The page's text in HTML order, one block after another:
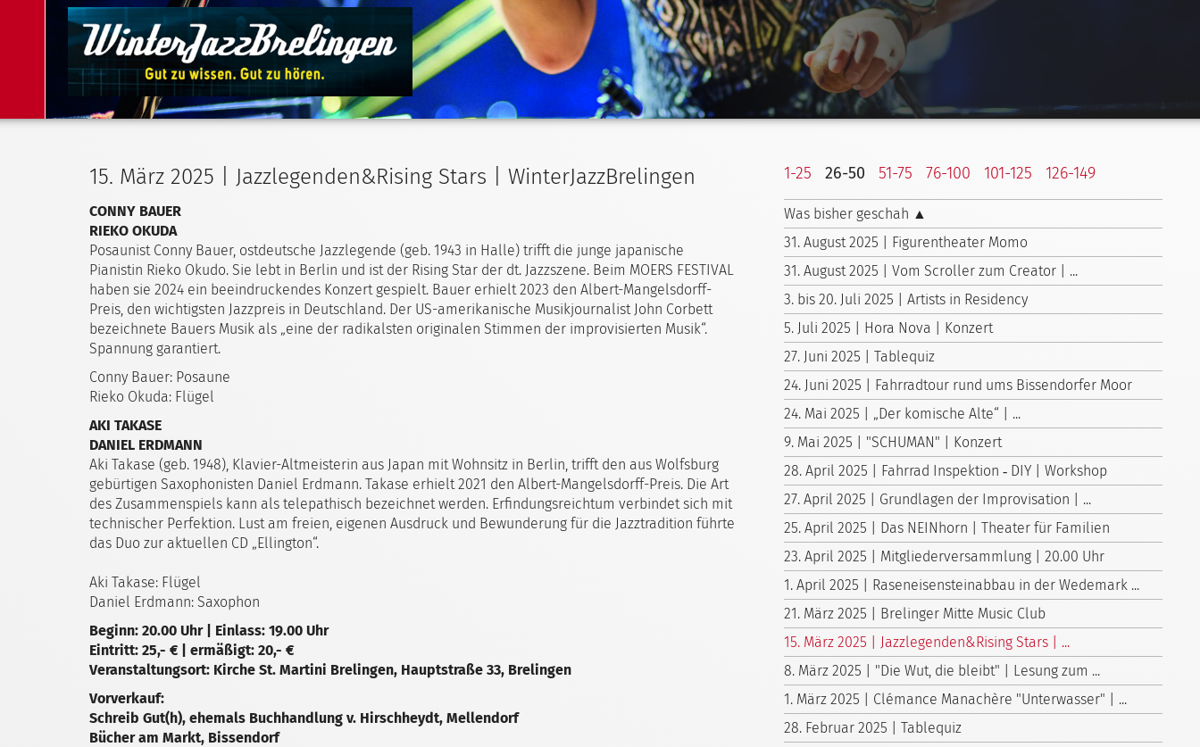
1-25 26-50 51-75 76-100 101-125 126-149
Was bisher geschah ▲
31. August 2025 | Figurentheater Momo
31. August 2025 | Vom Scroller zum Creator | ...
3. bis 20. Juli 2025 | Artists in Residency
5. Juli 2025 | Hora Nova | Konzert
27. Juni 2025 | Tablequiz
24. Juni 2025 | Fahrradtour rund ums Bissendorfer Moor
24. Mai 2025 | „Der komische Alte“ | ...
9. Mai 2025 | "SCHUMAN" | Konzert
28. April 2025 | Fahrrad Inspektion ‑ DIY | Workshop
27. April 2025 | Grundlagen der Improvisation | ...
25. April 2025 | Das NEINhorn | Theater für Familien
23. April 2025 | Mitgliederversammlung | 20.00 Uhr
1. April 2025 | Raseneisensteinabbau in der Wedemark ...
21. März 2025 | Brelinger Mitte Music Club
15. März 2025 | Jazzlegenden&Rising Stars | ...
8. März 2025 | "Die Wut, die bleibt" | Lesung zum ...
1. März 2025 | Clémance Manachère "Unterwasser" | ...
28. Februar 2025 | Tablequiz
15. März 2025 | Jazzlegenden&Rising Stars | WinterJazzBrelingen
CONNY BAUER
RIEKO OKUDA
Posaunist Conny Bauer, ostdeutsche Jazzlegende (geb. 1943 in Halle) trifft die junge japanische
Pianistin Rieko Okudo. Sie lebt in Berlin und ist der Rising Star der dt. Jazzszene. Beim MOERS FESTIVAL
haben sie 2024 ein beeindruckendes Konzert gespielt. Bauer erhielt 2023 den Albert-Mangelsdorff-
Preis, den wichtigsten Jazzpreis in Deutschland. Der US-amerikanische Musikjournalist John Corbett
bezeichnete Bauers Musik als „eine der radikalsten originalen Stimmen der improvisierten Musik“.
Spannung garantiert.
Conny Bauer: Posaune
Rieko Okuda: Flügel
AKI TAKASE
DANIEL ERDMANN
Aki Takase (geb. 1948), Klavier-Altmeisterin aus Japan mit Wohnsitz in Berlin, trifft den aus Wolfsburg
gebürtigen Saxophonisten Daniel Erdmann. Takase erhielt 2021 den Albert-Mangelsdorff-Preis. Die Art
des Zusammenspiels kann als telepathisch bezeichnet werden. Erfindungsreichtum verbindet sich mit
technischer Perfektion. Lust am freien, eigenen Ausdruck und Bewunderung für die Jazztradition führte
das Duo zur aktuellen CD „Ellington“.
Aki Takase: Flügel
Daniel Erdmann: Saxophon
Beginn: 20.00 Uhr | Einlass: 19.00 Uhr
Eintritt: 25,- € | ermäßigt: 20,- €
Veranstaltungsort: Kirche St. Martini Brelingen, Hauptstraße 33, Brelingen
Vorverkauf:
Schreib Gut(h), ehemals Buchhandlung v. Hirschheydt, Mellendorf
Bücher am Markt, Bissendorf